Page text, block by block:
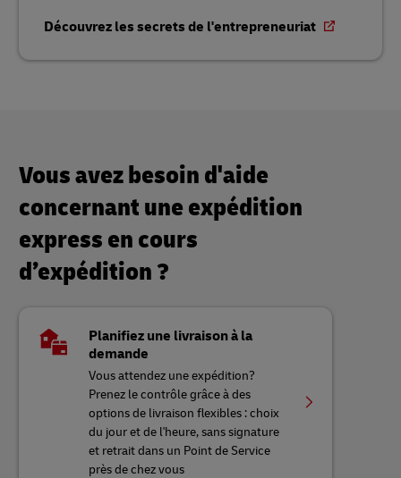
Découvrez les secrets de l'entrepreneuriat
Vous avez besoin d'aide
concernant une expédition
express en cours
d’expédition ?
Planifiez une livraison à la
demande
Vous attendez une expédition?
Prenez le contrôle grâce à des
options de livraison flexibles : choix
du jour et de l'heure, sans signature
et retrait dans un Point de Service
près de chez vous